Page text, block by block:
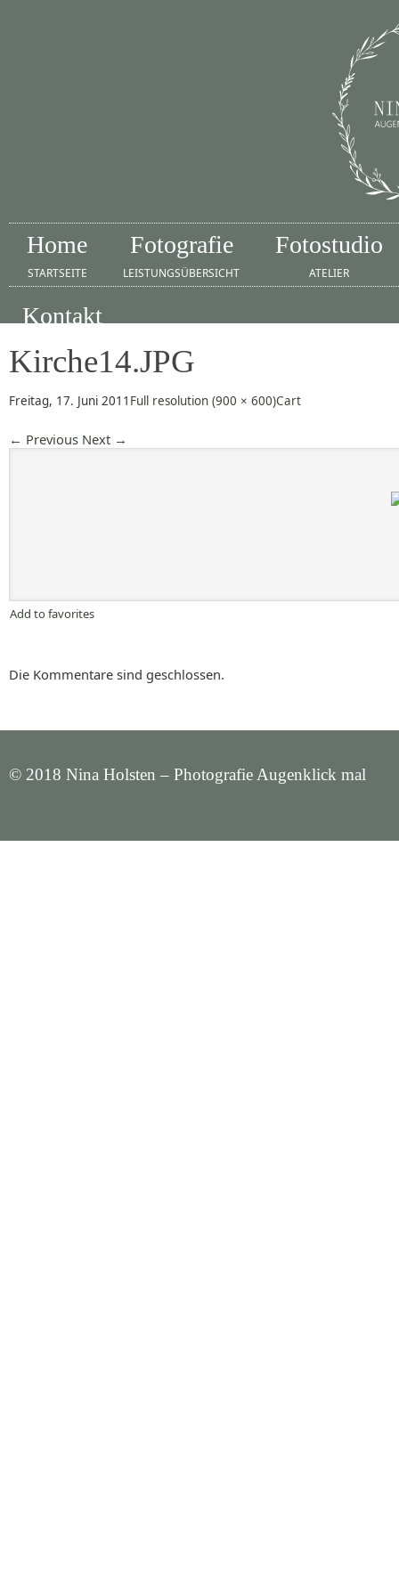
Home
STARTSEITE
Fotografie
LEISTUNGSÜBERSICHT
Fotostudio
ATELIER
Kontakt
Kirche14.JPG
Freitag, 17. Juni 2011 Full resolution (900 × 600)Cart
← Previous Next →
Add to favorites
Die Kommentare sind geschlossen.
© 2018 Nina Holsten – Photografie Augenklick mal